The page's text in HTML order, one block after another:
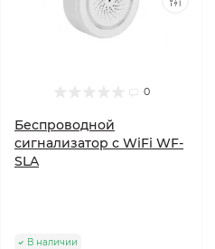
0
Беспроводной
сигнализатор с WiFi WF-
SLA
В наличии